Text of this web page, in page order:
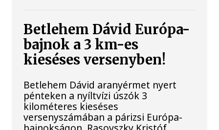
Betlehem Dávid Európa-
bajnok a 3 km-es
kieséses versenyben!
Betlehem Dávid aranyérmet nyert
pénteken a nyíltvízi úszók 3
kilométeres kieséses
versenyszámában a párizsi Európa-